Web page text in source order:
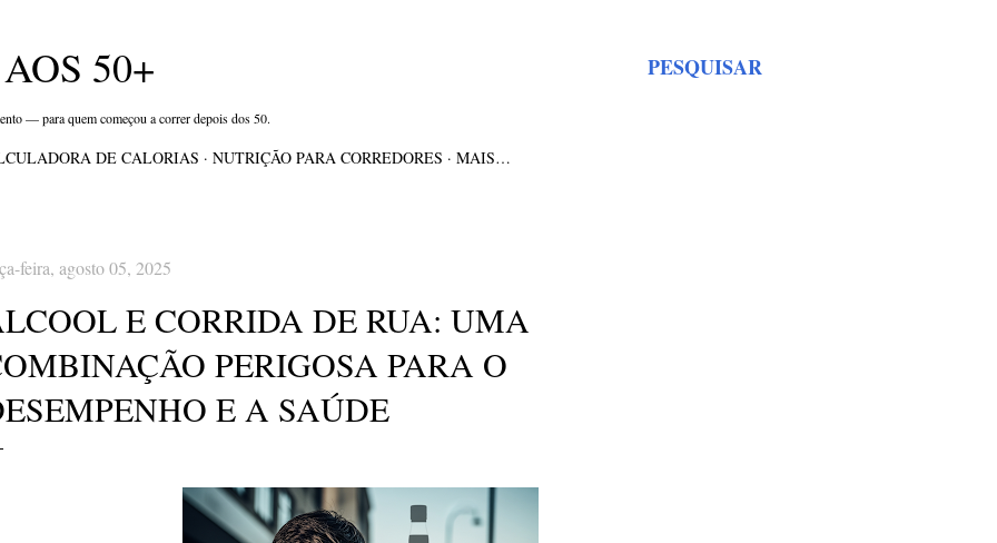
PESQUISAR
50+
— para quem começou a correr depois dos 50.
DE CALORIAS NUTRIÇÃO PARA CORREDORES MAIS…
feira, agosto 05, 2025
E CORRIDA DE RUA: UMA
PERIGOSA PARA O
E A SAÚDE